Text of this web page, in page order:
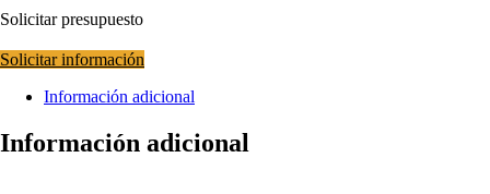
Solicitar presupuesto
Solicitar información
Información adicional
Información adicional